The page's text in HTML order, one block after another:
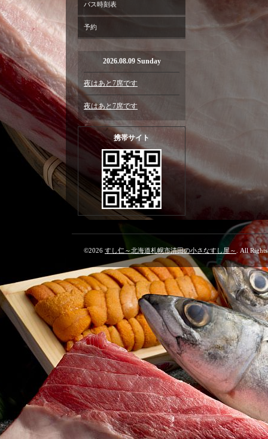
バス時刻表
予約
2026.08.09 Sunday
夜はあと7席です
夜はあと7席です
携帯サイト
©2026 すし仁～北海道札幌市清田の小さなすし屋～ . All